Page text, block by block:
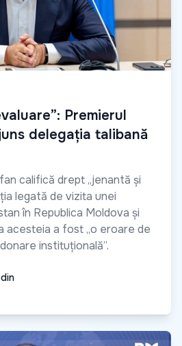
Premierul
delegația talibană
califică drept „jenantă și
legată de vizita unei
în Republica Moldova și
acesteia a fost „o eroare de
instituțională”.